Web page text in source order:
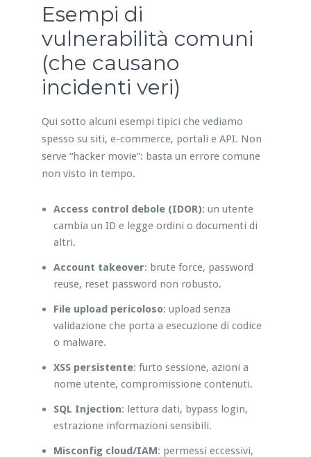
Esempi di
vulnerabilità comuni
(che causano
incidenti veri)
Qui sotto alcuni esempi tipici che vediamo
spesso su siti, e-commerce, portali e API. Non
serve “hacker movie”: basta un errore comune
non visto in tempo.
Access control debole (IDOR): un utente
cambia un ID e legge ordini o documenti di
altri.
Account takeover: brute force, password
reuse, reset password non robusto.
File upload pericoloso: upload senza
validazione che porta a esecuzione di codice
o malware.
XSS persistente: furto sessione, azioni a
nome utente, compromissione contenuti.
SQL Injection: lettura dati, bypass login,
estrazione informazioni sensibili.
Misconfig cloud/IAM: permessi eccessivi,